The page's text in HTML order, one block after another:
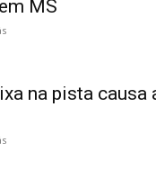
MS
na pista causa